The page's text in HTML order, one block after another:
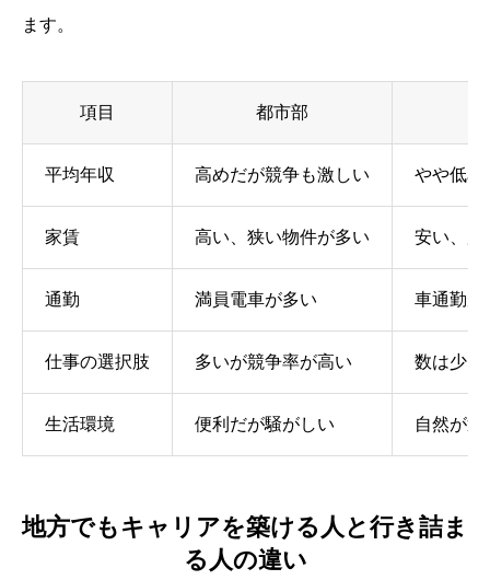
ます。
項目 都市部
平均年収 高めだが競争も激しい やや低め
家賃 高い、狭い物件が多い 安い、広
通勤 満員電車が多い 車通勤が
仕事の選択肢 多いが競争率が高い 数は少な
生活環境 便利だが騒がしい 自然が
地方でもキャリアを築ける人と行き詰ま
る人の違い